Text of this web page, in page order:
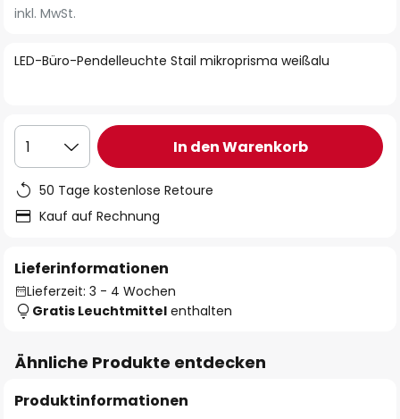
der
springen
LED-Büro-Pendelleuchte Stail mikroprisma weißalu
inkl. MwSt.
1 In den Warenkorb
50 Tage kostenlose Retoure
Kauf auf Rechnung
Lieferinformationen
Lieferzeit: 3 - 4 Wochen
Gratis Leuchtmittel enthalten
Ähnliche Produkte entdecken
Produktinformationen